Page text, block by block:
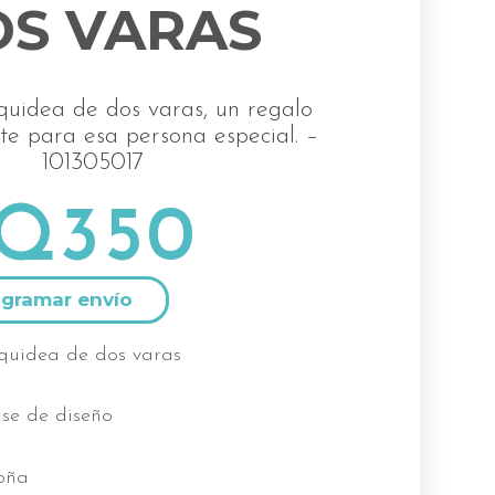
VARAS
de dos varas, un regalo
para esa persona especial. –
101305017
350
de dos varas
de diseño